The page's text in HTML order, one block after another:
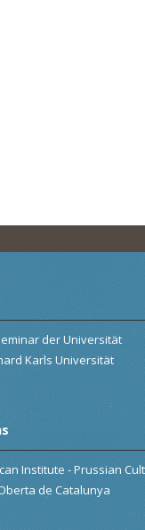
der Universität
Karls Universität
Institute - Prussian
de Catalunya